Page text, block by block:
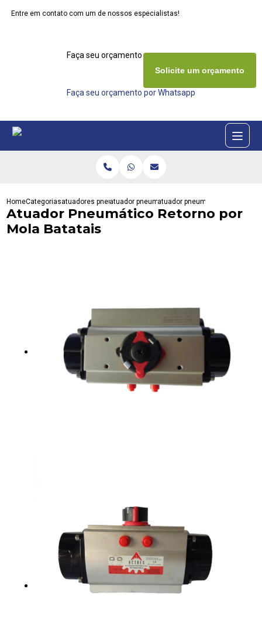
Entre em contato com um de nossos especialistas!
Faça seu orçamento agora mesmo
Faça seu orçamento por Whatsapp
Solicite um orçamento
HomeCategoriasatuadores pneumaticosatuador pneumatico actregatuador pneumatico retorno
Atuador Pneumático Retorno por
Mola Batatais